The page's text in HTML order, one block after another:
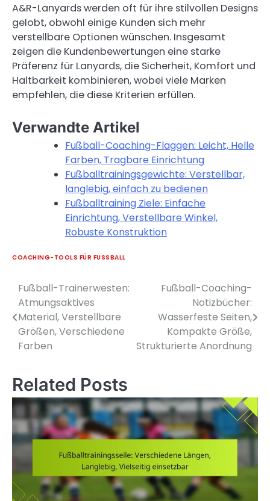
A&R-Lanyards werden oft für ihre stilvollen Designs
gelobt, obwohl einige Kunden sich mehr
verstellbare Optionen wünschen. Insgesamt
zeigen die Kundenbewertungen eine starke
Präferenz für Lanyards, die Sicherheit, Komfort und
Haltbarkeit kombinieren, wobei viele Marken
empfehlen, die diese Kriterien erfüllen.
Verwandte Artikel
Fußball-Coaching-Flaggen: Leicht, Helle
Farben, Tragbare Einrichtung
Fußballtrainingsgewichte: Verstellbar,
langlebig, einfach zu bedienen
Fußballtraining Ziele: Einfache
Einrichtung, Verstellbare Winkel,
Robuste Konstruktion
COACHING-TOOLS FÜR FUSSBALL
Post
navigation
Fußball-Trainerwesten:
Atmungsaktives
Material, Verstellbare
Größen, Verschiedene
Farben
Fußball-Coaching-
Notizbücher:
Wasserfeste Seiten,
Kompakte Größe,
Strukturierte Anordnung
Related Posts